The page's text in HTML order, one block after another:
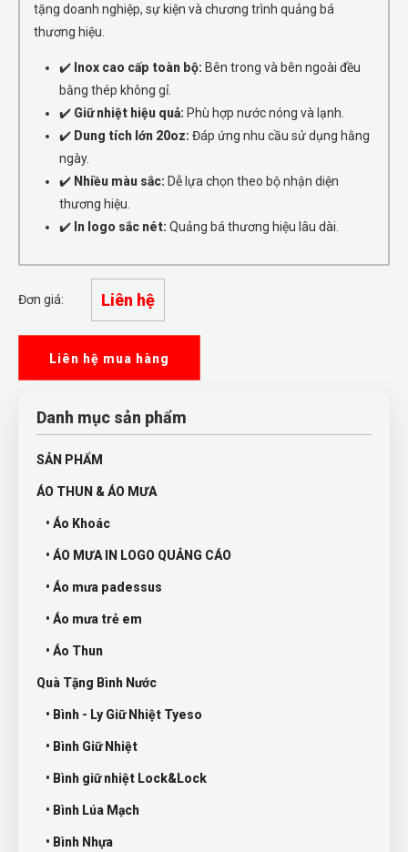
tặng doanh nghiệp, sự kiện và chương trình quảng bá
thương hiệu.
✔️ Inox cao cấp toàn bộ: Bên trong và bên ngoài đều
bằng thép không gỉ.
✔️ Giữ nhiệt hiệu quả: Phù hợp nước nóng và lạnh.
✔️ Dung tích lớn 20oz: Đáp ứng nhu cầu sử dụng hằng
ngày.
✔️ Nhiều màu sắc: Dễ lựa chọn theo bộ nhận diện
thương hiệu.
✔️ In logo sắc nét: Quảng bá thương hiệu lâu dài.
Đơn giá: Liên hệ
Liên hệ mua hàng
Danh mục sản phẩm
SẢN PHẨM
ÁO THUN & ÁO MƯA
• Áo Khoác
• ÁO MƯA IN LOGO QUẢNG CÁO
• Áo mưa padessus
• Áo mưa trẻ em
• Áo Thun
Quà Tặng Bình Nước
• Bình - Ly Giữ Nhiệt Tyeso
• Bình Giữ Nhiệt
• Bình giữ nhiệt Lock&Lock
• Bình Lúa Mạch
• Bình Nhựa